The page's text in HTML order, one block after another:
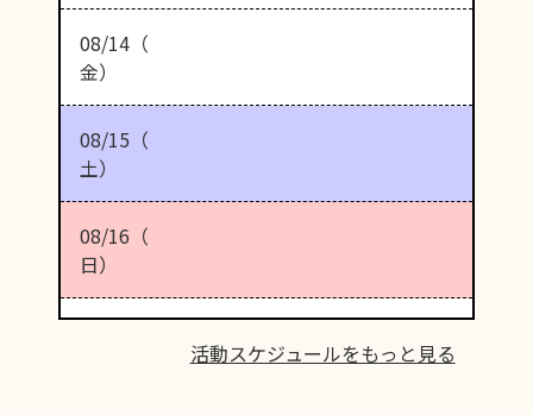
08/14（
金）
08/15（
土）
08/16（
日）
活動スケジュールをもっと見る